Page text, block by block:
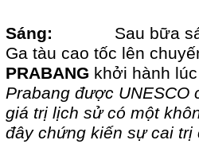
Sáng: Sau bữa sáng,
Ga tàu cao tốc lên
PRABANG khởi hành
Prabang được
giá trị lịch sử có một
đây chứng kiến sự cai trị